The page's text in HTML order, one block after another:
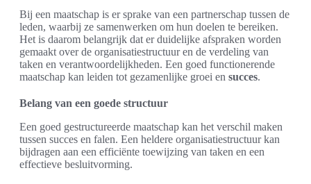
Bij een maatschap is er sprake van een partnerschap tussen de
leden, waarbij ze samenwerken om hun doelen te bereiken.
Het is daarom belangrijk dat er duidelijke afspraken worden
gemaakt over de organisatiestructuur en de verdeling van
taken en verantwoordelijkheden. Een goed functionerende
maatschap kan leiden tot gezamenlijke groei en succes.
Belang van een goede structuur
Een goed gestructureerde maatschap kan het verschil maken
tussen succes en falen. Een heldere organisatiestructuur kan
bijdragen aan een efficiënte toewijzing van taken en een
effectieve besluitvorming.